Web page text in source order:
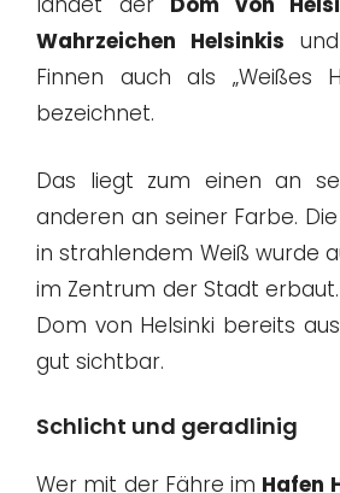
Wahrzeichen Helsinkis
Finnen auch als „Weißes
bezeichnet.
Das liegt zum einen an
anderen an seiner Farbe. Die
in strahlendem Weiß wurde
im Zentrum der Stadt
Dom von Helsinki bereits
gut sichtbar.
Schlicht und geradlinig
Wer mit der Fähre im Hafen